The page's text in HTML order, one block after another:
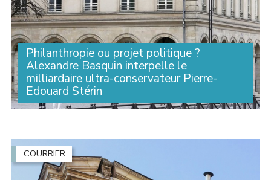
Philanthropie ou projet politique ?
Alexandre Basquin interpelle le
milliardaire ultra-conservateur Pierre-
Edouard Stérin
La commission d’enquête sénatoriale, dont Alexandre
Stérin. Pour rappel, cette commission (...)
COURRIER